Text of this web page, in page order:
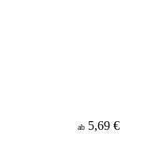
ab 5,69 €